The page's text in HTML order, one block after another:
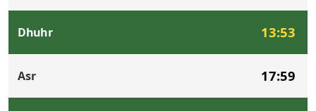
Dhuhr 13:53
Asr 17:59